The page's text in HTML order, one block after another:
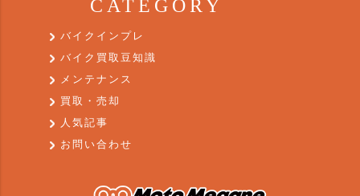
CATEGORY
バイクインプレ
バイク買取豆知識
メンテナンス
買取・売却
人気記事
お問い合わせ